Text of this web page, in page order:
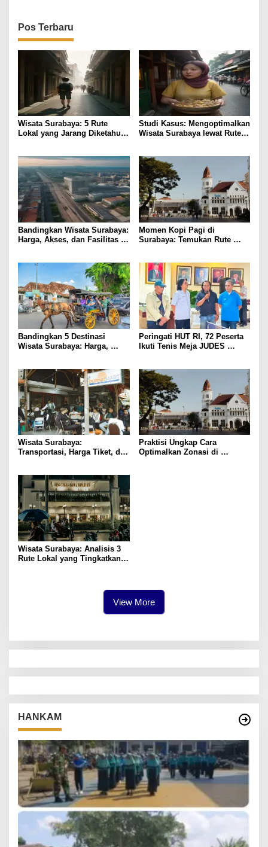
Pos Terbaru
Wisata Surabaya: 5 Rute
Lokal yang Jarang Diketahui
Studi Kasus: Mengoptimalkan
Wisata Surabaya lewat Rute
Bandingkan Wisata Surabaya:
Harga, Akses, dan Fasilitas
Momen Kopi Pagi di
Surabaya: Temukan Rute
Bandingkan 5 Destinasi
Wisata Surabaya: Harga,
Peringati HUT RI, 72 Peserta
Ikuti Tenis Meja JUDES
Wisata Surabaya:
Transportasi, Harga Tiket, dan
Praktisi Ungkap Cara
Optimalkan Zonasi di
Wisata Surabaya: Analisis 3
Rute Lokal yang Tingkatkan
View More
HANKAM